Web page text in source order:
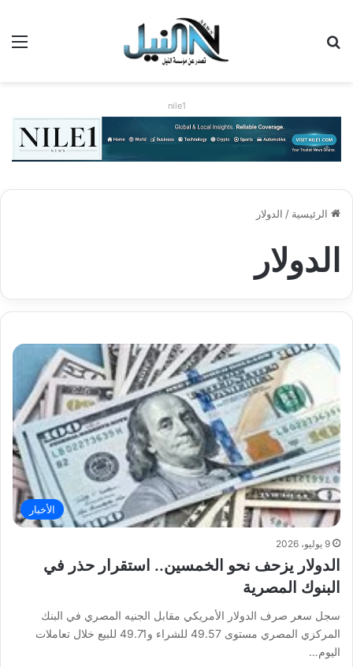
nile1
الرئيسية / الدولار
الدولار
الأخبار
9 يوليو، 2026
الدولار يزحف نحو الخمسين.. استقرار حذر في
البنوك المصرية
سجل سعر صرف الدولار الأمريكي مقابل الجنيه المصري في البنك
المركزي المصري مستوى 49.57 للشراء و49.71 للبيع خلال تعاملات
اليوم…